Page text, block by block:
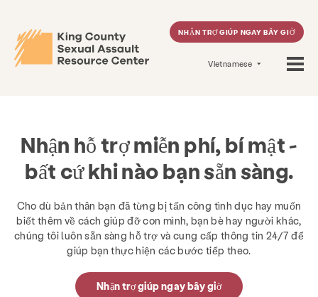
NHẬN TRỢ GIÚP NGAY BÂY GIỜ
Vietnamese
Nhận hỗ trợ miễn phí, bí mật -
bất cứ khi nào bạn sẵn sàng.
Cho dù bản thân bạn đã từng bị tấn công tình dục hay muốn
biết thêm về cách giúp đỡ con mình, bạn bè hay người khác,
chúng tôi luôn sẵn sàng hỗ trợ và cung cấp thông tin 24/7 để
giúp bạn thực hiện các bước tiếp theo.
Nhận trợ giúp ngay bây giờ